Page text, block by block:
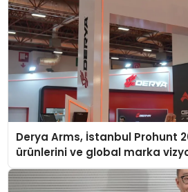
Derya Arms, İstanbul Prohunt
ürünlerini ve global marka